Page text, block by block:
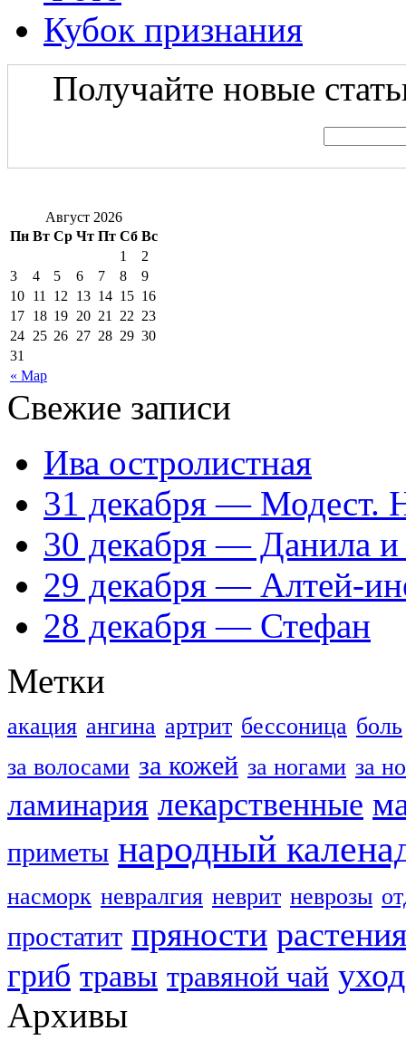
Кубок признания
Получайте новые
Август 2026
Пн Вт Ср Чт Пт Сб Вс
« Мар
1
2
3
4 5 6 7 8
9
10 11 12 13 14 15 16
17 18 19 20 21 22 23
24 25 26 27 28 29 30
31
Свежие записи
Ива остролистная
31 декабря — Модест.
30 декабря — Данила
29 декабря — Алтей-
28 декабря — Стефан
Метки
акация ангина артрит бессоница боль
за волосами за кожей за ногами за
ламинария лекарственные
приметы народный
насморк невралгия неврит неврозы
простатит пряности растения
гриб травы травяной чай уход
Архивы